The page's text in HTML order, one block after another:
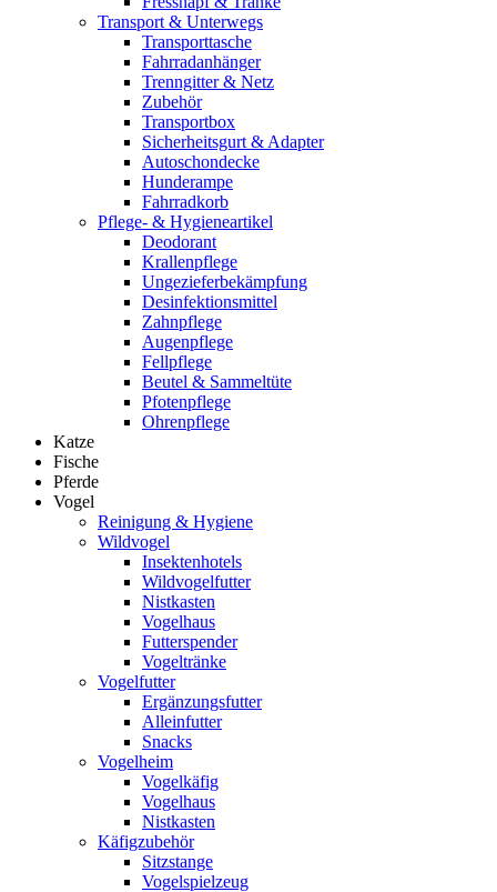
Transport & Unterwegs
Transporttasche
Fahrradanhänger
Trenngitter & Netz
Zubehör
Transportbox
Sicherheitsgurt & Adapter
Autoschondecke
Hunderampe
Fahrradkorb
Pflege- & Hygieneartikel
Deodorant
Krallenpflege
Ungezieferbekämpfung
Desinfektionsmittel
Zahnpflege
Augenpflege
Fellpflege
Beutel & Sammeltüte
Pfotenpflege
Ohrenpflege
Katze
Fische
Pferde
Vogel
Reinigung & Hygiene
Wildvogel
Insektenhotels
Wildvogelfutter
Nistkasten
Vogelhaus
Futterspender
Vogeltränke
Vogelfutter
Ergänzungsfutter
Alleinfutter
Snacks
Vogelheim
Vogelkäfig
Vogelhaus
Nistkasten
Käfigzubehör
Sitzstange
Vogelspielzeug